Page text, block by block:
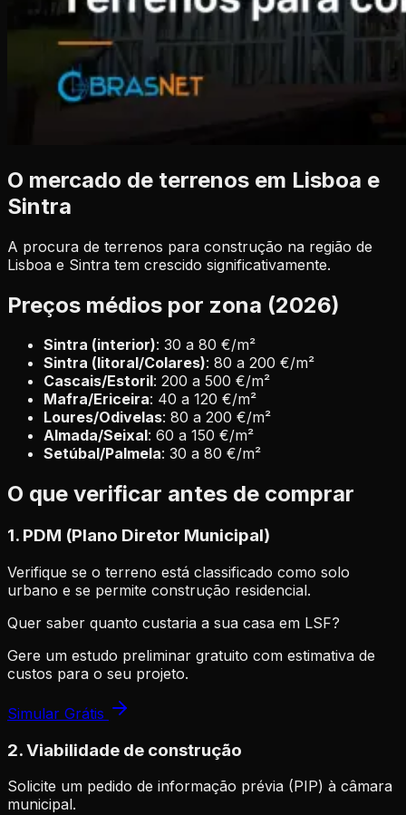
O mercado de terrenos em Lisboa e
Sintra
A procura de terrenos para construção na região de
Lisboa e Sintra tem crescido significativamente.
Preços médios por zona (2026)
Sintra (interior): 30 a 80 €/m²
Sintra (litoral/Colares): 80 a 200 €/m²
Cascais/Estoril: 200 a 500 €/m²
Mafra/Ericeira: 40 a 120 €/m²
Loures/Odivelas: 80 a 200 €/m²
Almada/Seixal: 60 a 150 €/m²
Setúbal/Palmela: 30 a 80 €/m²
O que verificar antes de comprar
1. PDM (Plano Diretor Municipal)
Verifique se o terreno está classificado como solo
urbano e se permite construção residencial.
Quer saber quanto custaria a sua casa em LSF?
Gere um estudo preliminar gratuito com estimativa de
custos para o seu projeto.
Simular Grátis
2. Viabilidade de construção
Solicite um pedido de informação prévia (PIP) à câmara
municipal.